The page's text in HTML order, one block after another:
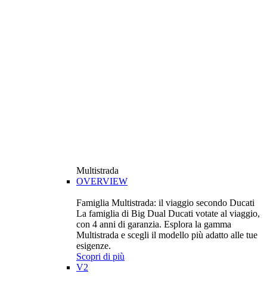
Multistrada
OVERVIEW
Famiglia Multistrada: il viaggio secondo Ducati
La famiglia di Big Dual Ducati votate al viaggio,
con 4 anni di garanzia. Esplora la gamma
Multistrada e scegli il modello più adatto alle tue
esigenze.
Scopri di più
V2